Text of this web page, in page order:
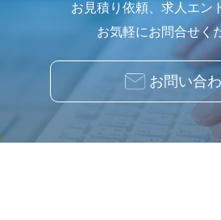
お見積り依頼、求人エン
お気軽にお問合せく
お問い合